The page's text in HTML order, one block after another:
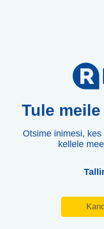
Tule
Otsime inimesi,
kellele